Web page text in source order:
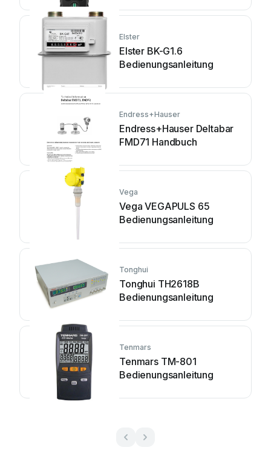
Elster
Elster BK-G1.6
Bedienungsanleitung
Endress+Hauser
Endress+Hauser Deltabar
FMD71 Handbuch
Vega
Vega VEGAPULS 65
Bedienungsanleitung
Tonghui
Tonghui TH2618B
Bedienungsanleitung
Tenmars
Tenmars TM-801
Bedienungsanleitung